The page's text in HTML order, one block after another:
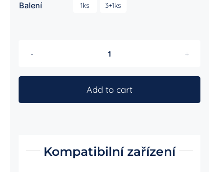
Balení 1ks 3+1ks
Náhradní
pro
Sprchový
Add to cart
Kompatibilní zařízení